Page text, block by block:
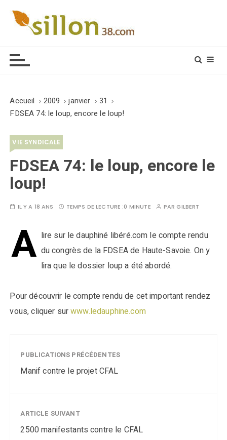
Accueil 2009 janvier
31
FDSEA 74: le loup, encore le loup!
VIE SYNDICALE
FDSEA 74: le loup, encore le
loup!
IL Y A 18 ANS TEMPS DE LECTURE :0 MINUTE PARGILBERT
A lire sur le dauphiné libéré.com le compte rendu
du congrès de la FDSEA de Haute-Savoie. On y
lira que le dossier loup a été abordé.
Pour découvrir le compte rendu de cet important rendez
vous, cliquer surwww.ledauphine.com
PUBLICATIONS PRÉCÉDENTES
Manif contre le projet CFAL
ARTICLE SUIVANT
2500 manifestants contre le CFAL